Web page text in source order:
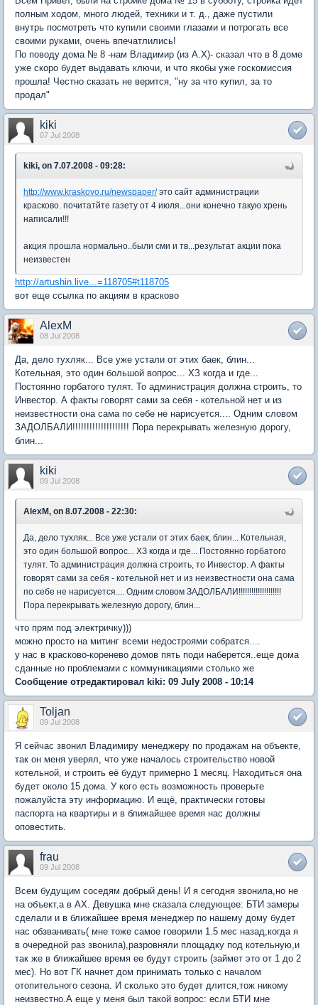
полным ходом, много людей, техники и т. д., даже пустили
внутрь посмотреть что купили своими глазами и потрогать все
своими руками, очень впечатлились!
По поводу дома № 8 -нам Владимир (из А.Х)- сказал что в 8 доме
уже скоро будет выдавать ключи, и что якобы уже госкомиссия
прошла! Честно сказать не верится, "ну за что купил, за то
продал"
kiki
07 Jul 2008
kiki, on 7.07.2008 - 09:28:
http://www.kraskovo.ru/newspaper/это сайт администрации
красково. почитатйте газету от 4 июля...они конечно такую хрень
написали!!!
акция прошла нормально..были сми и тв...результат акции пока
неизвестен
http://artushin.live...=118705#t118705
вот еще ссылка по акциям в красково
AlexM
08 Jul 2008
Да, дело тухляк... Все уже устали от этих баек, блин...
Котельная, это один большой вопрос... ХЗ когда и где...
Постоянно горбатого тулят. То администрация должна строить, то
Инвестор. А факты говорят сами за себя - котельной нет и из
неизвестности она сама по себе не нарисуется.... Одним словом
ЗАДОЛБАЛИ!!!!!!!!!!!!!!!!!!!! Пора перекрывать железную дорогу,
блин...
kiki
09 Jul 2008
AlexM, on 8.07.2008 - 22:30:
Да, дело тухляк... Все уже устали от этих баек, блин... Котельная,
это один большой вопрос... ХЗ когда и где... Постоянно горбатого
тулят. То администрация должна строить, то Инвестор. А факты
говорят сами за себя - котельной нет и из неизвестности она сама
по себе не нарисуется.... Одним словом ЗАДОЛБАЛИ!!!!!!!!!!!!!!!!!!!!
Пора перекрывать железную дорогу, блин...
что прям под электричку)))
можно просто на митинг всеми недостроями собратся....
у нас в красково-коренево домов пять поди наберется..еще дома
сданные но проблемами с коммуникациями столько же
Сообщение отредактировал kiki: 09 July 2008 - 10:14
Toljan
09 Jul 2008
Я сейчас звонил Владимиру менеджеру по продажам на объекте,
так он меня уверял, что уже началось строительство новой
котельной, и строить её будут примерно 1 месяц. Находиться она
будет около 15 дома. У кого есть возможность проверьте
пожалуйста эту информацию. И ещё, практически готовы
паспорта на квартиры и в ближайшее время нас должны
оповестить.
frau
09 Jul 2008
Всем будущим соседям добрый день! И я сегодня звонила,но не
на объект,а в АХ. Девушка мне сказала следующее: БТИ замеры
сделали и в ближайшее время менеджер по нашему дому будет
нас обзванивать( мне тоже самое говорили 1.5 мес назад,когда я
в очередной раз звонила),разровняли площадку под котельную,и
так же в ближайшее время ее будут строить (займет это от 1 до 2
мес). Но вот ГК начнет дом принимать только с началом
отопительного сезона. И сколько это будет длится,тож никому
неизвестно.А еще у меня был такой вопрос: если БТИ мне